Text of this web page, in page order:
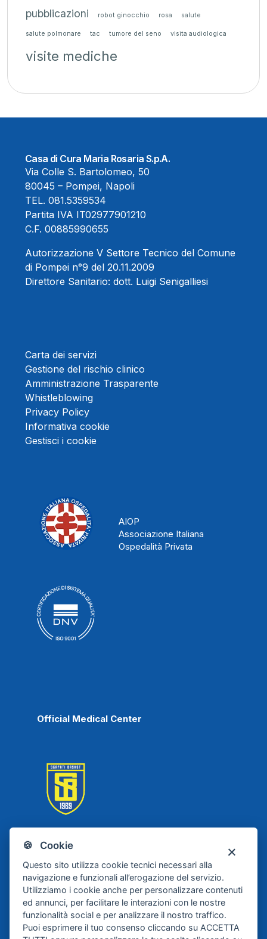
🍪 Cookie
Questo sito utilizza cookie tecnici necessari alla
navigazione e funzionali all’erogazione del servizio.
Utilizziamo i cookie anche per personalizzare contenuti
ed annunci, per facilitare le interazioni con le nostre
funzionalità social e per analizzare il nostro traffico.
Puoi esprimere il tuo consenso cliccando su ACCETTA
pubblicazioni robot ginocchio rosa salute
salute polmonare tac tumore del seno visita audiologica
visite mediche
Casa di Cura Maria Rosaria S.p.A.
Via Colle S. Bartolomeo, 50
80045 – Pompei, Napoli
TEL. 081.5359534
Partita IVA IT02977901210
C.F. 00885990655
Autorizzazione V Settore Tecnico del Comune
di Pompei n°9 del 20.11.2009
Direttore Sanitario: dott. Luigi Senigalliesi
Carta dei servizi
Gestione del rischio clinico
Amministrazione Trasparente
Whistleblowing
Privacy Policy
Informativa cookie
Gestisci i cookie
AIOP
Associazione Italiana
Ospedalità Privata
Official Medical Center
Scafati Basket